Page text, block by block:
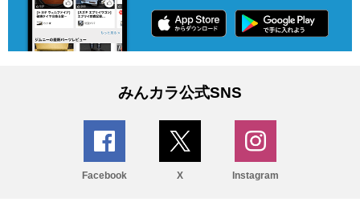
みんカラ公式SNS
Facebook X Instagram